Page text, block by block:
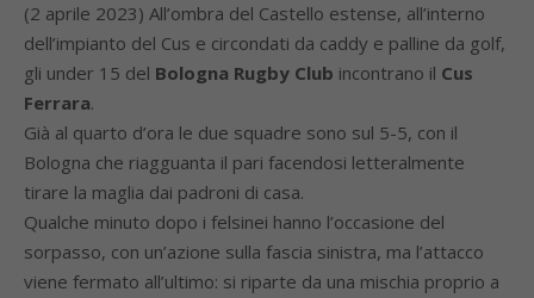
(2 aprile 2023) All’ombra del Castello estense, all’interno
dell’impianto del Cus e circondati da caddy e palline da golf,
gli under 15 del Bologna Rugby Club incontrano il Cus
Ferrara.
Già al quarto d’ora le due squadre sono sul 5-5, con il
Bologna che riagguanta il pari facendosi letteralmente
tirare la maglia dai padroni di casa.
Qualche minuto dopo i felsinei hanno l’occasione del
sorpasso, con un’azione sulla fascia sinistra, ma l’attacco
viene fermato all’ultimo: si riparte da una mischia proprio a